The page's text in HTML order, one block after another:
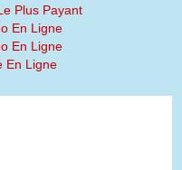
Plus Payant
En Ligne
En Ligne
En Ligne